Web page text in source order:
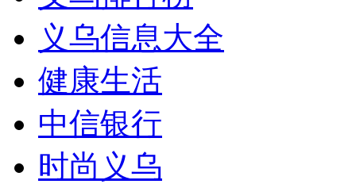
义乌信息大全
健康生活
中信银行
时尚义乌